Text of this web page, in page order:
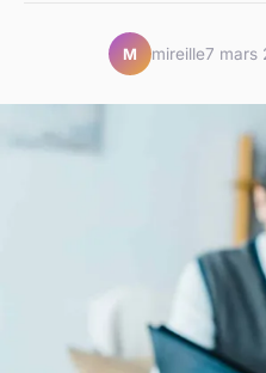
M mireille7 mars